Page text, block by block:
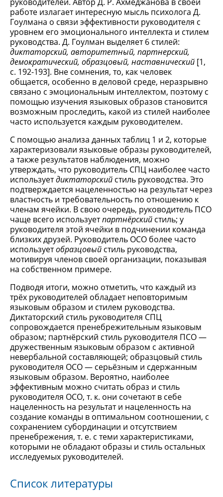
работе излагает интересную мысль психолога Д.
Гоулмана о связи эффективности руководителя с
уровнем его эмоционального интеллекта и стилем
руководства. Д. Гоулман выделяет 6 стилей:
диктаторский, авторитетный, партнерский,
демократический, образцовый, наставнический [1,
с. 192-193]. Вне сомнения, то, как человек
общается, особенно в деловой среде, неразрывно
связано с эмоциональным интеллектом, поэтому с
помощью изучения языковых образов становится
возможным проследить, какой из стилей наиболее
часто используется каждым руководителем.
С помощью анализа данных таблиц 1 и 2, которые
характеризовали языковые образы руководителей,
а также результатов наблюдения, можно
утверждать, что руководитель СПЦ наиболее часто
используетдиктаторский стиль руководства. Это
подтверждается нацеленностью на результат через
властность и требовательность по отношению к
членам ячейки. В свою очередь, руководитель ПСО
чаще всего используетпартнёрский стиль; у
руководителя этой ячейки в подчинении команда
близких друзей. Руководитель ОСО более часто
используетобразцовый стиль руководства,
мотивируя членов своей организации, показывая
на собственном примере.
Подводя итоги, можно отметить, что каждый из
трёх руководителей обладает неповторимым
языковым образом и стилем руководства.
Диктаторский стиль руководителя СПЦ
сопровождается пренебрежительным языковым
образом; партнёрский стиль руководителя ПСО —
дружественным языковым образом с активной
невербальной составляющей; образцовый стиль
руководителя ОСО — серьёзным и сдержанным
языковым образом. Вероятно, наиболее
эффективным можно считать образ и стиль
руководителя ОСО, т. к. они сочетают в себе
нацеленность на результат и нацеленность на
создание команды в оптимальном соотношении, с
сохранением субординации и отсутствием
пренебрежения, т. е. с теми характеристиками,
которыми не обладают образы и стиль остальных
исследуемых руководителей.
Список литературы